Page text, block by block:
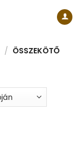
/ ÖSSZEKÖTŐ